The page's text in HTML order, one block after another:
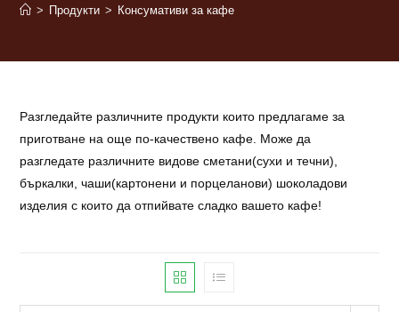
> Продукти > Консумативи за кафе
Разгледайте различните продукти които предлагаме за
приготване на още по-качествено кафе. Може да
разгледате различните видове сметани(сухи и течни),
бъркалки, чаши(картонени и порцеланови) шоколадови
изделия с които да отпийвате сладко вашето кафе!